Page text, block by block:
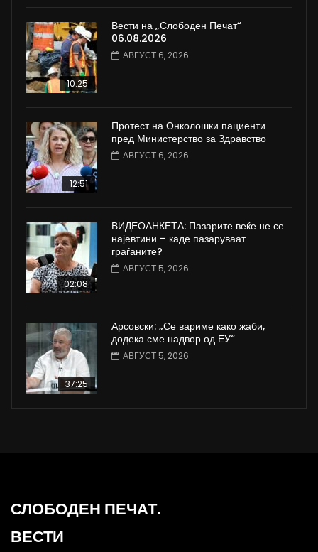
10:25
Вести на „Слободен Печат“
06.08.2026
АВГУСТ 6, 2026
12:51
Протест на Онколошки пациенти
пред Министерство за Здравство
АВГУСТ 6, 2026
02:08
ВИДЕОАНКЕТА: Пазарите веќе не се
најевтини – каде пазаруваат
граѓаните?
АВГУСТ 5, 2026
37:25
Арсовски: „Се вариме како жаби,
додека сме надвор од ЕУ“
АВГУСТ 5, 2026
СЛОБОДЕН ПЕЧАТ.
ВЕСТИ